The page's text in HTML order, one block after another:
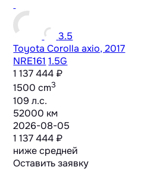
3.5
Toyota Corolla axio, 2017
NRE161 1.5G
1 137 444 ₽
1500 cm3
109 л.с.
52000 км
2026-08-05
1 137 444 ₽
ниже средней
Оставить заявку